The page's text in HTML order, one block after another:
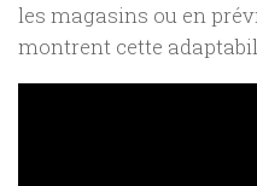
les magasins ou en
montrent cette